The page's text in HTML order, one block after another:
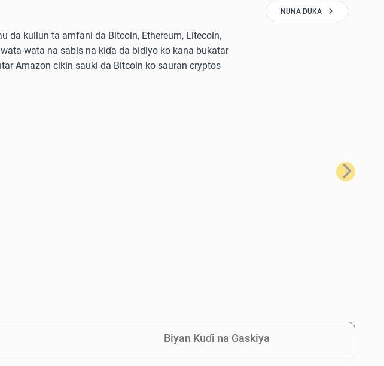
da kullun ta amfani da Bitcoin, Ethereum, Litecoin,
wata na sabis na kiɗa da bidiyo ko kana buƙatar
Amazon cikin sauƙi da Bitcoin ko sauran cryptos
NUNA DUKA
Na Gaba
Biyan Kuɗi na Gaskiya